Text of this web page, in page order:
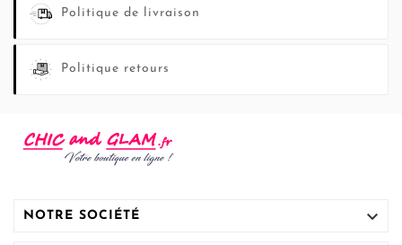
Politique de livraison
Politique retours
NOTRE SOCIÉTÉ 